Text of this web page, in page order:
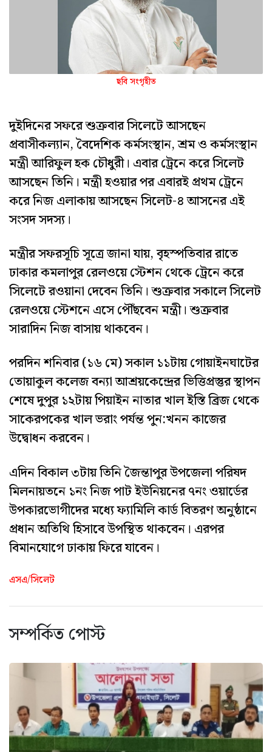
ছবি সংগৃহীত
দুইদিনের সফরে শুক্রবার সিলেটে আসছেন
প্রবাসীকল্যান, বৈদেশিক কর্মসংস্থান, শ্রম ও কর্মসংস্থান
মন্ত্রী আরিফুল হক চৌধুরী। এবার ট্রেনে করে সিলেট
আসছেন তিনি। মন্ত্রী হওয়ার পর এবারই প্রথম ট্রেনে
করে নিজ এলাকায় আসছেন সিলেট-৪ আসনের এই
সংসদ সদস্য।
মন্ত্রীর সফরসূচি সূত্রে জানা যায়, বৃহস্পতিবার রাতে
ঢাকার কমলাপুর রেলওয়ে স্টেশন থেকে ট্রেনে করে
সিলেটে রওয়ানা দেবেন তিনি। শুক্রবার সকালে সিলেট
রেলওয়ে স্টেশনে এসে পৌঁছবেন মন্ত্রী। শুক্রবার
সারাদিন নিজ বাসায় থাকবেন।
পরদিন শনিবার (১৬ মে) সকাল ১১টায় গোয়াইনঘাটের
তোয়াকুল কলেজ বন্যা আশ্রয়কেন্দ্রের ভিত্তিপ্রস্তুর স্থাপন
শেষে দুপুর ১২টায় পিয়াইন নাতার খাল ইস্তি ব্রিজ থেকে
সাকেরপকের খাল ভরাং পর্যন্ত পুন:খনন কাজের
উদ্বোধন করবেন।
এদিন বিকাল ৩টায় তিনি জৈন্তাপুর উপজেলা পরিষদ
মিলনায়তনে ১নং নিজ পাট ইউনিয়নের ৭নং ওয়ার্ডের
উপকারভোগীদের মধ্যে ফ্যামিলি কার্ড বিতরণ অনুষ্ঠানে
প্রধান অতিথি হিসাবে উপস্থিত থাকবেন। এরপর
বিমানযোগে ঢাকায় ফিরে যাবেন।
এসএ/সিলেট
সম্পর্কিত পোস্ট